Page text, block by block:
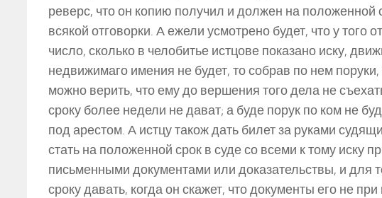
реверс, что он копию получил и должен на положенной
всякой отговорки. А ежели усмотрено будет, что у того
число, сколько в челобитье истцове показано иску,
недвижимаго имения не будет, то собрав по нем
можно верить, что ему до вершения того дела не
сроку более недели не дават; а буде порук по ком не
под арестом. А истцу також дать билет за руками
стать на положенной срок в суде со всеми к тому иску
письменными документами или доказательствы, и для
сроку давать, когда он скажет, что документы его не